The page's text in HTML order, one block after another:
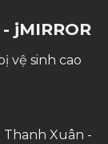
jMIRROR
vệ sinh cao
Thanh Xuân -